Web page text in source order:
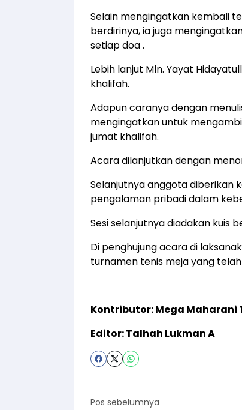
Selain mengingatkan kembali
berdirinya, ia juga
setiap doa .
Lebih lanjut Mln. Yayat
khalifah.
Adapun caranya dengan
mengingatkan untuk
jumat khalifah.
Acara dilanjutkan dengan
Selanjutnya anggota diberikan
pengalaman pribadi dalam
Sesi selanjutnya diadakan kuis
Di penghujung acara di
turnamen tenis meja yang
Kontributor: Mega Maharani
Editor: Talhah Lukman A
Pos sebelumnya